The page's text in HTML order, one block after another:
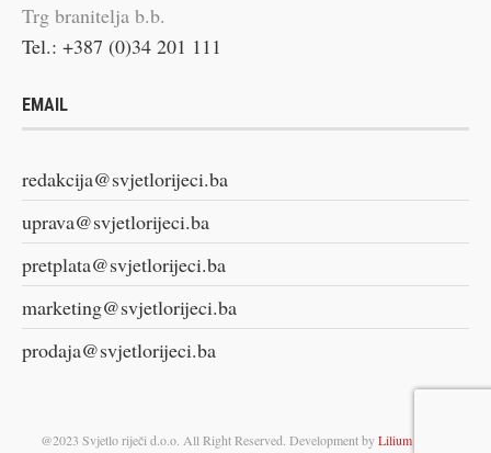
Trg branitelja b.b.
Tel.: +387 (0)34 201 111
EMAIL
redakcija@svjetlorijeci.ba
uprava@svjetlorijeci.ba
pretplata@svjetlorijeci.ba
marketing@svjetlorijeci.ba
prodaja@svjetlorijeci.ba
@2023 Svjetlo riječi d.o.o. All Right Reserved. Development byLilium Digital